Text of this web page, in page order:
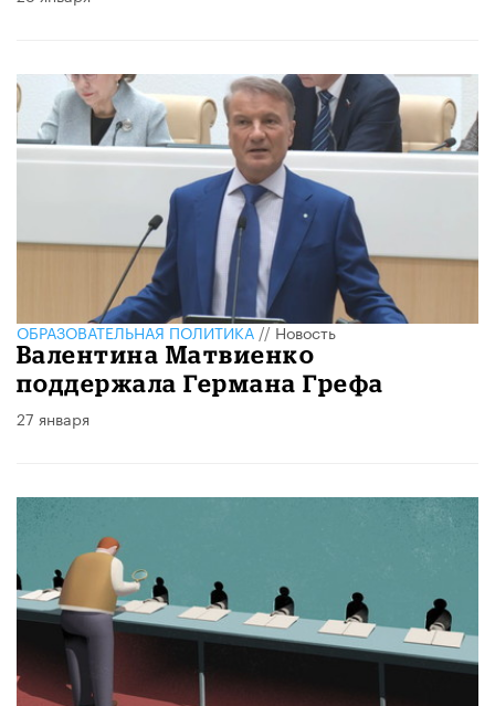
ОБРАЗОВАТЕЛЬНАЯ ПОЛИТИКА//Новость
Валентина Матвиенко
поддержала Германа Грефа
27 января